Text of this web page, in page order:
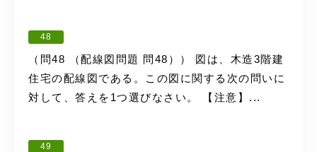
48
（問48 （配線図問題 問48）） 図は、木造3階建
住宅の配線図である。この図に関する次の問いに
対して、答えを1つ選びなさい。 【注意】...
49